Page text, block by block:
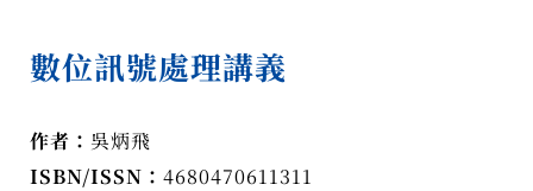
數位訊號處理講義
作者： 吳炳飛
ISBN/ISSN：4680470611311